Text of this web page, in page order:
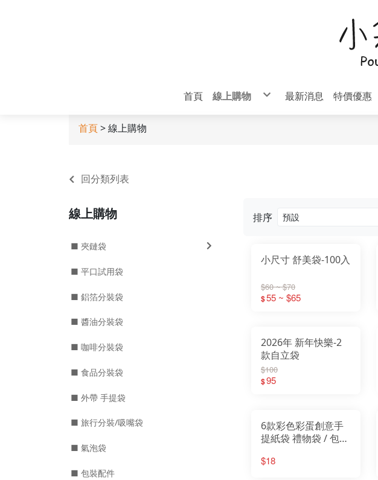
首頁 線上購物 最新消息 特價優惠
首頁> 線上購物
回分類列表
排序
小尺寸 舒美袋-100入
$60 ~ $70
$55 ~ $65
2026年 新年快樂-2
款自立袋
$100
$95
6款彩色彩蛋創意手
提紙袋 禮物袋 / 包裝
禮袋/烘培袋/紙袋/手
$18
線上購物
■ 夾鏈袋
■ 平口試用袋
■ 鋁箔分裝袋
■ 醬油分裝袋
■ 咖啡分裝袋
■ 食品分裝袋
■ 外帶 手提袋
■ 旅行分裝/吸嘴袋
■ 氣泡袋
■ 包裝配件